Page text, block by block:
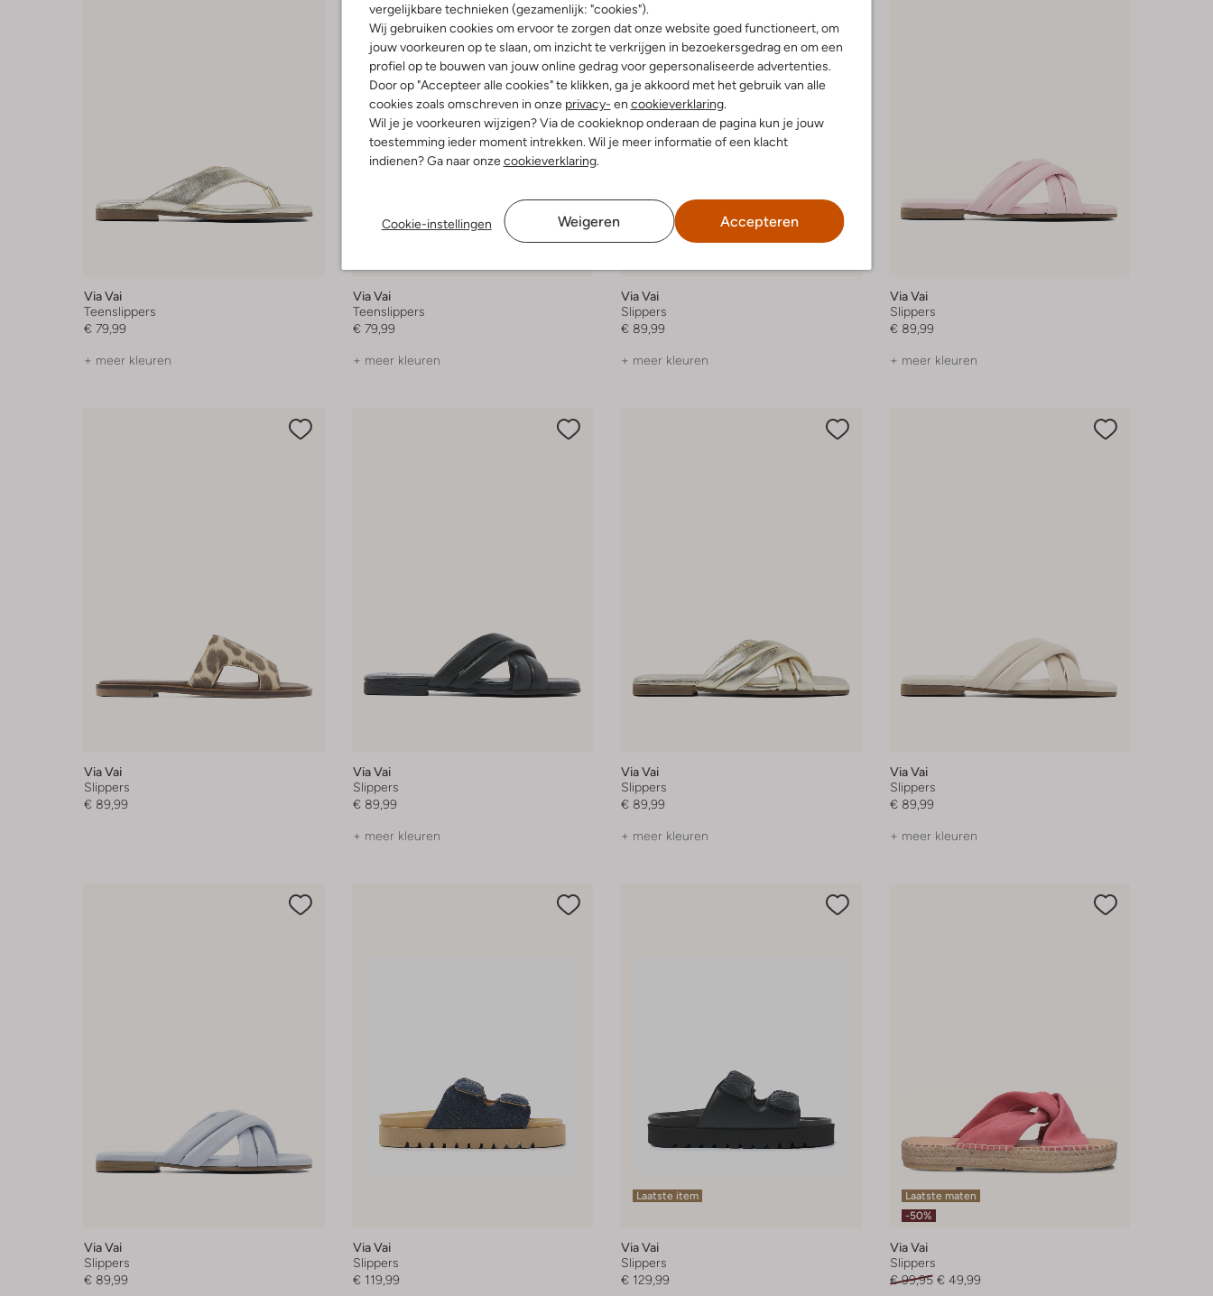
vergelijkbare technieken (gezamenlijk: "cookies").
Wij gebruiken cookies om ervoor te zorgen dat onze website goed functioneert, om
jouw voorkeuren op te slaan, om inzicht te verkrijgen in bezoekersgedrag en om een
profiel op te bouwen van jouw online gedrag voor gepersonaliseerde advertenties.
Door op "Accepteer alle cookies" te klikken, ga je akkoord met het gebruik van alle
cookies zoals omschreven in onze privacy- en cookieverklaring.
Wil je je voorkeuren wijzigen? Via de cookieknop onderaan de pagina kun je jouw
toestemming ieder moment intrekken. Wil je meer informatie of een klacht
indienen? Ga naar onzecookieverklaring.
Cookie-instellingen Weigeren Accepteren
Via Vai
Teenslippers
€ 79,99
+ meer kleuren
Via Vai
Teenslippers
€ 79,99
+ meer kleuren
Via Vai
Slippers
€ 89,99
+ meer kleuren
Via Vai
Slippers
€ 89,99
+ meer kleuren
Via Vai
Slippers
€ 89,99
Via Vai
Slippers
€ 89,99
+ meer kleuren
Via Vai
Slippers
€ 89,99
+ meer kleuren
Via Vai
Slippers
€ 89,99
+ meer kleuren
Via Vai
Slippers
€ 89,99
Via Vai
Slippers
€ 119,99
Laatste item
Via Vai
Slippers
€ 129,99
Laatste maten
-50%
Via Vai
Slippers
€ 99,95 € 49,99